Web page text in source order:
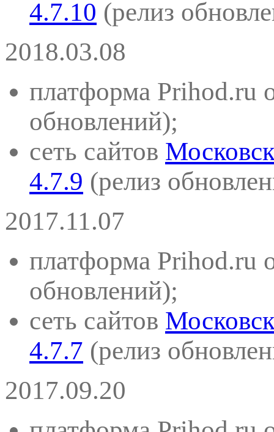
4.7.10 (релиз
2018.03.08
платформа Prihod.ru
обновлений);
сеть сайтов
4.7.9 (релиз
2017.11.07
платформа Prihod.ru
обновлений);
сеть сайтов
4.7.7 (релиз
2017.09.20